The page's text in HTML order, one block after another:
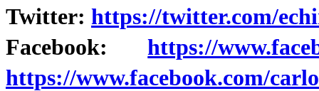
Twitter: https://twitter.com/
Facebook:https://
https://www.facebook.com/